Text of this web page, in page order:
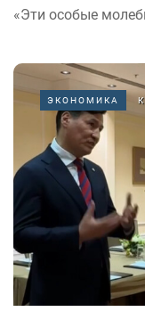
«Эти особые
ЭКОНОМИКА